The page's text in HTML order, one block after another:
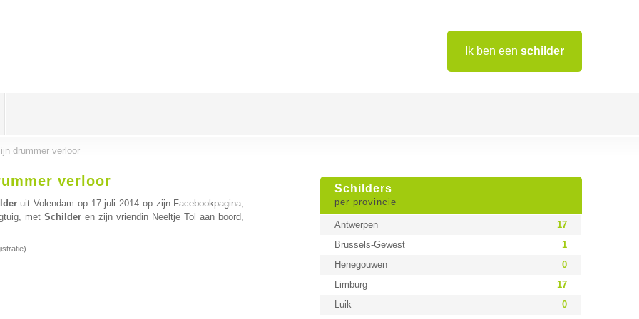
Ik ben een schilder
drummer verloor
Schilders
per provincie
Antwerpen
17
Brussels-Gewest
1
Henegouwen
0
Limburg
17
Luik
0
verloor
uit Volendam op 17 juli 2014 op zijn Facebookpagina,
met Schilderen zijn vriendin Neeltje Tol aan boord,